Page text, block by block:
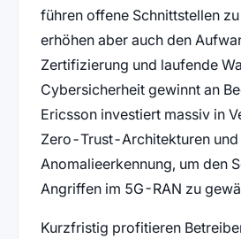
führen offene Schnittstellen
erhöhen aber auch den
Zertifizierung und laufende
Cybersicherheit gewinnt an
Ericsson investiert massiv in
Zero-Trust-Architekturen
Anomalieerkennung, um den
Angriffen im 5G-RAN zu
Kurzfristig profitieren